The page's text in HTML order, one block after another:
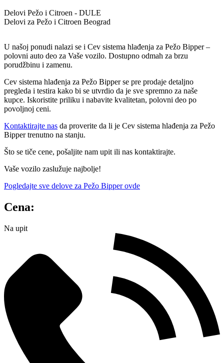
Delovi Pežo i Citroen - DULE
Delovi za Pežo i Citroen Beograd
U našoj ponudi nalazi se i Cev sistema hlađenja za Pežo Bipper –
polovni auto deo za Vaše vozilo. Dostupno odmah za brzu
porudžbinu i zamenu.
Cev sistema hlađenja za Pežo Bipper se pre prodaje detaljno
pregleda i testira kako bi se utvrdio da je sve spremno za naše
kupce. Iskoristite priliku i nabavite kvalitetan, polovni deo po
povoljnoj ceni.
Kontaktirajte nas da proverite da li je Cev sistema hlađenja za Pežo
Bipper trenutno na stanju.
Što se tiče cene, pošaljite nam upit ili nas kontaktirajte.
Vaše vozilo zaslužuje najbolje!
Pogledajte sve delove za Pežo Bipper ovde
Cena:
Na upit